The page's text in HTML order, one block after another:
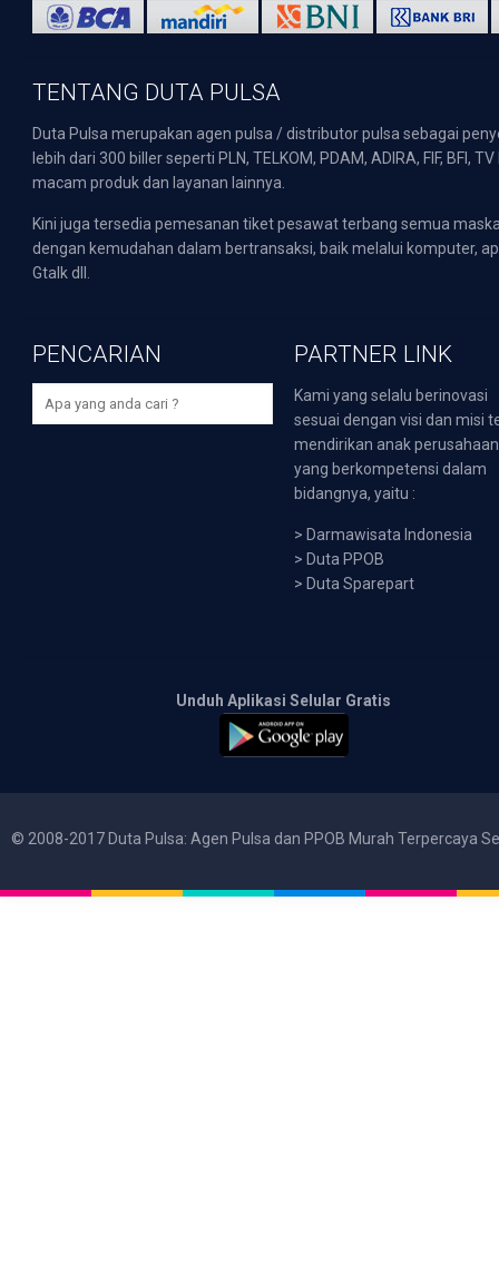
TENTANG DUTA PULSA
Duta Pulsa merupakan agen pulsa / distributor pulsa sebagai
lebih dari 300 biller seperti PLN, TELKOM, PDAM, ADIRA, FIF,
macam produk dan layanan lainnya.
Kini juga tersedia pemesanan tiket pesawat terbang semua
dengan kemudahan dalam bertransaksi, baik melalui komputer,
Gtalk dll.
PENCARIAN PARTNER LINK
Kami yang selalu berinovasi
sesuai dengan visi dan misi
mendirikan anak perusahaan
yang berkompetensi dalam
bidangnya, yaitu :
> Darmawisata Indonesia
> Duta PPOB
> Duta Sparepart
Unduh Aplikasi Selular Gratis
© 2008-2017 Duta Pulsa: Agen Pulsa dan PPOB Murah Terpercaya